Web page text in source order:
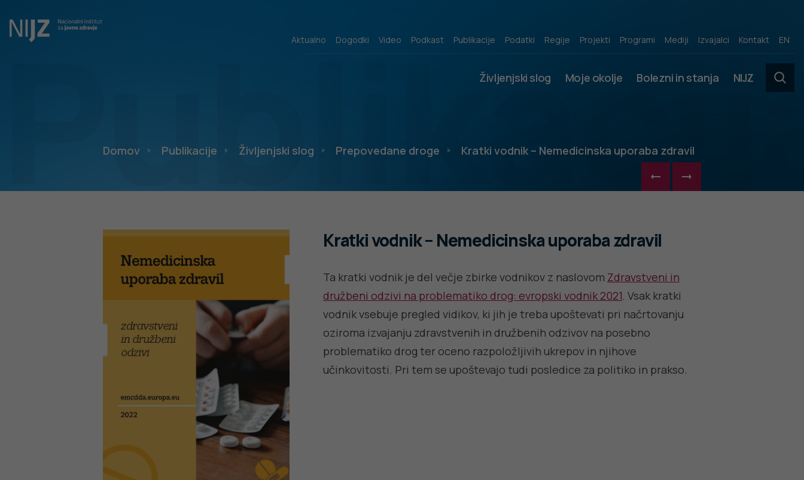
Aktualno Dogodki Video Podkast Publikacije Podatki Regije Projekti Programi Mediji Izvajalci Kontakt EN
Življenjski slog Moje okolje Bolezni in stanja NIJZ
Domov Publikacije Življenjski slog Prepovedane droge Kratki vodnik – Nemedicinska uporaba zdravil
Kratki vodnik – Nemedicinska uporaba zdravil
Ta kratki vodnik je del večje zbirke vodnikov z naslovom Zdravstveni in
družbeni odzivi na problematiko drog: evropski vodnik 2021. Vsak kratki
vodnik vsebuje pregled vidikov, ki jih je treba upoštevati pri načrtovanju
oziroma izvajanju zdravstvenih in družbenih odzivov na posebno
problematiko drog ter oceno razpoložljivih ukrepov in njihove
učinkovitosti. Pri tem se upoštevajo tudi posledice za politiko in prakso.